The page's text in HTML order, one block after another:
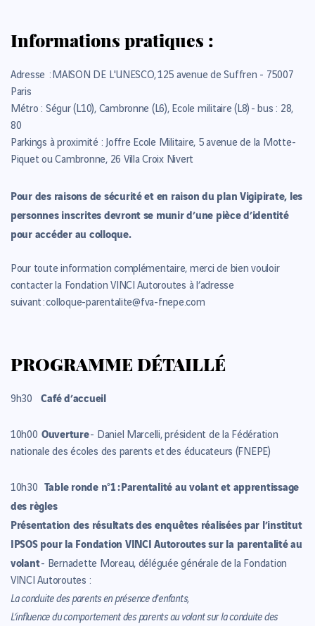
Informations pratiques :
Adresse : MAISON DE L'UNESCO,125 avenue de Suffren - 75007
Paris
Métro : Ségur (L10), Cambronne (L6), Ecole militaire (L8) - bus : 28,
80
Parkings à proximité : Joffre Ecole Militaire, 5 avenue de la Motte-
Piquet ou Cambronne, 26 Villa Croix Nivert
Pour des raisons de sécurité et en raison du plan Vigipirate, les
personnes inscrites devront se munir d’une pièce d’identité
pour accéder au colloque.
Pour toute information complémentaire, merci de bien vouloir
contacter la Fondation VINCI Autoroutes à l’adresse
suivant :colloque-parentalite@fva-fnepe.com
PROGRAMME DÉTAILLÉ
9h30Café d’accueil
10h00 Ouverture- Daniel Marcelli, président de la Fédération
nationale des écoles des parents et des éducateurs (FNEPE)
10h30 Table ronde n°1 :Parentalité au volant et apprentissage
des règles
Présentation des résultats des enquêtes réalisées par l’institut
IPSOS pour la Fondation VINCI Autoroutes sur la parentalité au
volant- Bernadette Moreau, déléguée générale de la Fondation
VINCI Autoroutes :
La conduite des parents en présence d’enfants,
L’influence du comportement des parents au volant sur la conduite des